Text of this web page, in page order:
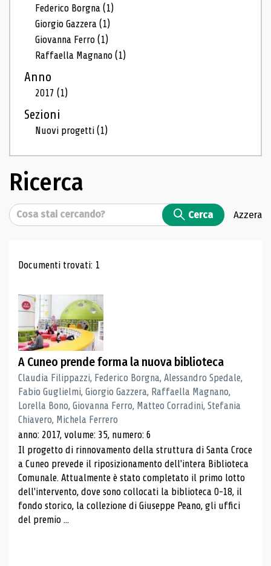
Federico Borgna(1)
Giorgio Gazzera(1)
Giovanna Ferro(1)
Raffaella Magnano(1)
Anno
2017(1)
Sezioni
Nuovi progetti(1)
Ricerca
Cerca Cerca Azzera
Risultati di ricerca
Documenti trovati: 1
A Cuneo prende forma la nuova biblioteca
Claudia Filippazzi, Federico Borgna, Alessandro Spedale,
Fabio Guglielmi, Giorgio Gazzera, Raffaella Magnano,
Lorella Bono, Giovanna Ferro, Matteo Corradini, Stefania
Chiavero, Michela Ferrero
anno: 2017, volume: 35, numero: 6
Il progetto di rinnovamento della struttura di Santa Croce
a Cuneo prevede il riposizionamento dell'intera Biblioteca
Comunale. Attualmente è stato completato il primo lotto
dell'intervento, dove sono collocati la biblioteca 0-18, il
fondo storico, la collezione di Giuseppe Peano, gli uffici
del premio ...